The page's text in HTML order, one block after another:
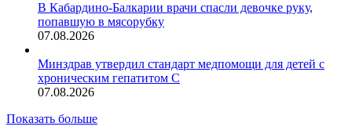
В Кабардино-Балкарии врачи спасли девочке руку,
попавшую в мясорубку
07.08.2026
Минздрав утвердил стандарт медпомощи для детей с
хроническим гепатитом С
07.08.2026
Показать больше